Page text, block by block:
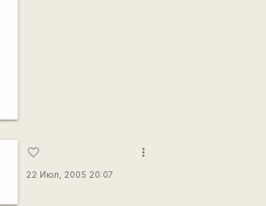
favorite_border
22 Июл, 2005 20:07
more_vert